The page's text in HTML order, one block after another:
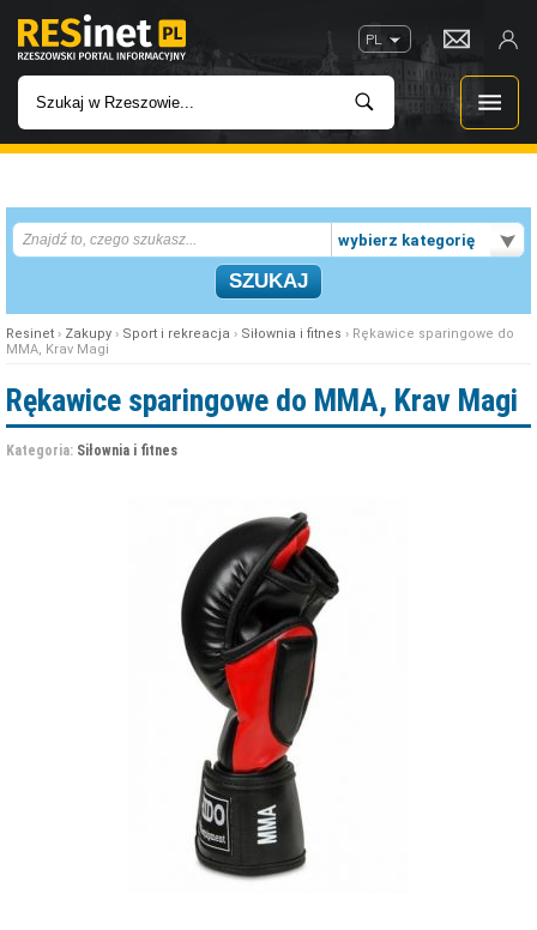
PL
INWESTYCJE
IMPREZY
W KINACH
wybierz kategorię
Resinet › Zakupy › Sport i rekreacja › Siłownia i fitnes › Rękawice sparingowe do
MMA, Krav Magi
Rękawice sparingowe do MMA, Krav Magi
Kategoria: Siłownia i fitnes